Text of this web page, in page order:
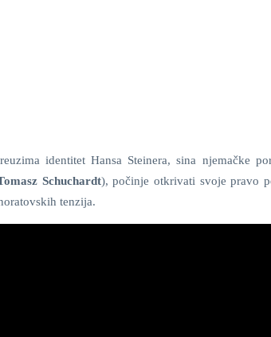
identitet Hansa Steinera, sina njemačke
Schuchardt), počinje otkrivati svoje pravo
tenzija.